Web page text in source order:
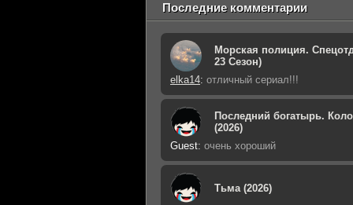
Последние комментарии
Морская полиция.
23 Сезон)
elka14: отличный сериал!!!
Последний богатырь.
(2026)
Guest: очень хороший
Тьма (2026)